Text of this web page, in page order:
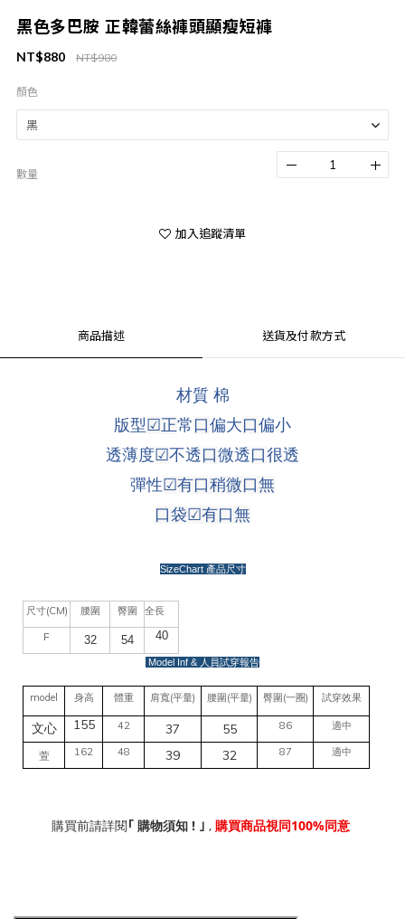
黑色多巴胺 正韓蕾絲褲頭顯瘦短褲
NT$980
NT$880
顏色
數量
加入追蹤清單
商品描述 送貨及付款方式
材質 棉
版型 ☑正常 口偏大口偏小
透薄度☑不透口微透口很透
彈性☑有口稍微口無
口袋☑有口無
SizeChart 產品尺寸
尺寸(CM) 腰圍 臀圍 全長
F 32 54 40
Model Inf & 人員試穿報告
model 身高 體重 肩寬(平量) 腰圍(平量) 臀圍(一圈) 試穿效果
文心 155 42 37 55 86 適中
萱 162 48 39 32 87 適中
購買前請詳閱 ｢ 購物須知 ! ｣ , 購買商品視同 100% 同意